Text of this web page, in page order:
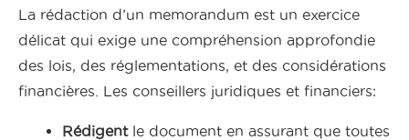
La rédaction d’un memorandum est un exercice
délicat qui exige une compréhension approfondie
des lois, des réglementations, et des considérations
financières. Les conseillers juridiques et financiers:
Rédigentle document en assurant que toutes